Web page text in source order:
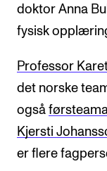
doktor Anna
fysisk
Professor
det norske
også
Kjersti
er flere